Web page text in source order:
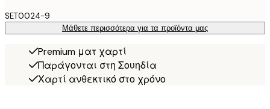
SET0024-9
Μάθετε περισσότερα για τα προϊόντα μας
Premium ματ χαρτί
Παράγονται στη Σουηδία
Χαρτί ανθεκτικό στο χρόνο